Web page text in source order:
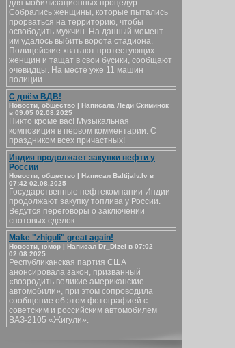
для мобилизационных процедур.
Собрались женщины, которые пытались
прорваться на территорию, чтобы
освободить мужчин. На данный момент
им удалось выбить ворота стадиона.
Полицейские хватают протестующих
женщин и тащат в свои бусики, сообщают
очевидцы. На месте уже 11 машин
полиции
С днём ВДВ!
Новости, общество | Написала Леди Скиминок
в 09:05 02.08.2025
Никто кроме вас! Музыкальная
композиция в первом комментарии. С
праздником всех причастных!
Индия продолжает закупки нефти у
России
Новости, общество | Написал Baltijalv.lv в
07:42 02.08.2025
Государственные нефтекомпании Индии
продолжают закупку топлива у России.
Ведутся переговоры о заключении
спотовых сделок.
Make "zhiguli" great again!
Новости, юмор | Написал Dr_Dizel в 07:02
02.08.2025
Республиканская партия США
анонсировала закон, призванный
«возродить великие американские
автомобили», при этом сопроводила
сообщение об этом фотографией с
советским и российским автомобилем
ВАЗ-2105 «Жигули».